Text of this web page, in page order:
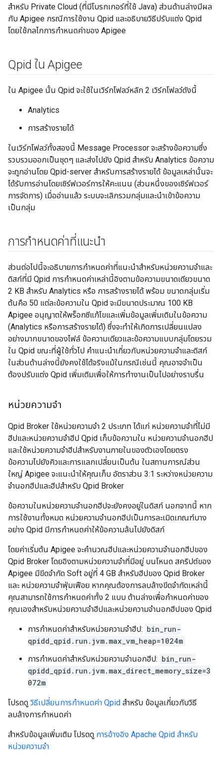
สำหรับ Private Cloud (ที่มีโบรกเกอร์ที่ใช้ Java) ส่วนด้านล่างมีผล
กับ Apigee กรณีการใช้งาน Qpid และอธิบายวิธีปรับแต่ง Qpid
โดยใช้กลไกการกำหนดค่าของ Apigee
Qpid ใน Apigee
ใน Apigee นั้น Qpid จะใช้ในเวิร์กโฟลว์หลัก 2 เวิร์กโฟลว์ดังนี้
Analytics
การสร้างรายได้
ในเวิร์กโฟลว์ทั้งสองนี้ Message Processor จะสร้างข้อความซึ่ง
รวบรวมออกเป็นชุดๆ และส่งไปยัง Qpid สำหรับ Analytics ข้อความ
จะถูกอ่านโดย Qpid-server สำหรับการสร้างรายได้ ข้อมูลเหล่านั้นจะ
ได้รับการอ่านโดยเซิร์ฟเวอร์การให้คะแนน (ส่วนหนึ่งของเซิร์ฟเวอร์
การจัดการ) เมื่ออ่านแล้ว ระบบจะเลิกรวมกลุ่มและนำเข้าข้อความ
เป็นกลุ่ม
การกำหนดค่าที่แนะนำ
ส่วนต่อไปนี้จะอธิบายการกำหนดค่าที่แนะนำสำหรับหน่วยความจำและ
ดิสก์ที่มี Qpid การกำหนดค่าเหล่านี้อิงตามข้อความขนาดเดียวขนาด
2 KB สำหรับ Analytics หรือ การสร้างรายได้ พร้อม ขนาดกลุ่มเริ่ม
ต้นคือ 50 แต่ละข้อความใน Qpid จะมีขนาดประมาณ 100 KB
Apigee อนุญาตให้พร็อกซีแก้ไขและเพิ่มข้อมูลเพิ่มเติมในข้อความ
(Analytics หรือการสร้างรายได้) ซึ่งจะทำให้เกิดการเปลี่ยนแปลง
อย่างมากขนาดของไฟล์ ข้อความเดียวและข้อความแบบกลุ่มโดยรวม
ใน Qpid ขณะที่ผู้ใช้ทั่วไป คำแนะนำเกี่ยวกับหน่วยความจำและดิสก์
ในส่วนด้านล่างนี้ยังคงใช้ได้จริงแม้ในกรณีเช่นนี้ คุณอาจจำเป็น
ต้องปรับแต่ง Qpid เพิ่มเติมเพื่อให้การทำงานเป็นไปอย่างราบรื่น
หน่วยความจำ
Qpid Broker ใช้หน่วยความจำ 2 ประเภท ได้แก่ หน่วยความจำที่ไม่มี
ฮีปและหน่วยความจำฮีป Qpid เก็บข้อความใน หน่วยความจำนอกฮีป
และใช้หน่วยความจำฮีปสำหรับงานภายในของตัวเองโดยตรง
ข้อความไปยังคิวและการแลกเปลี่ยนเป็นต้น ในสถานการณ์ส่วน
ใหญ่ Apigee จะแนะนำให้คุณเก็บ อัตราส่วน 3:1 ระหว่างหน่วยความ
จำนอกฮีปและฮีปสำหรับ Qpid Broker
ข้อความในหน่วยความจำนอกฮีปจะยังคงอยู่ในดิสก์ นอกจากนี้ หาก
การใช้งานทั้งหมด หน่วยความจำนอกฮีปเป็นการละเมิดเกณฑ์บาง
อย่าง Qpid มีการกำหนดค่าให้ข้อความล้นไปยังดิสก์
โดยค่าเริ่มต้น Apigee จะคำนวณฮีปและหน่วยความจำนอกฮีปของ
Qpid Broker โดยอิงตามหน่วยความจำที่มีอยู่ บนโหนด สคริปต์ของ
Apigee มีขีดจำกัด Soft อยู่ที่ 4 GB สำหรับฮีปของ Qpid Broker
และ หน่วยความจำฟุ่มเฟือย หากคุณต้องการลบล้างขีดจำกัดเหล่านี้
คุณสามารถใช้การกำหนดค่าทั้ง 2 แบบ ด้านล่างเพื่อกำหนดค่าของ
คุณเองสำหรับหน่วยความจำฮีปและหน่วยความจำนอกฮีปของ Qpid
การกำหนดค่าสำหรับหน่วยความจำฮีป: bin_run-
qpidd_qpid.run.jvm.max_vm_heap=1024m
การกำหนดค่าสำหรับหน่วยความจำนอกฮีป: bin_run-
qpidd_qpid.run.jvm.max_direct_memory_size=3
072m
โปรดดู วิธีเปลี่ยนการกำหนดค่า Qpid สำหรับ ข้อมูลเกี่ยวกับวิธี
ลบล้างการกำหนดค่า
สำหรับข้อมูลเพิ่มเติม โปรดดู การอ้างอิง Apache Qpid สำหรับ
หน่วยความจำ